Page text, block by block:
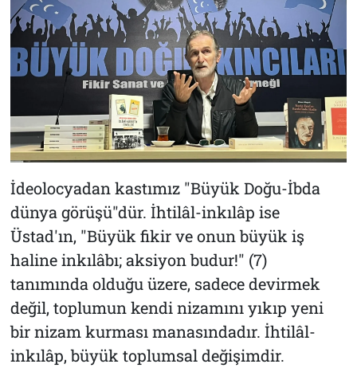
İdeolocyadan kastımız "Büyük Doğu-İbda
dünya görüşü"dür. İhtilâl-inkılâp ise
Üstad'ın, "Büyük fikir ve onun büyük iş
haline inkılâbı; aksiyon budur!" (7)
tanımında olduğu üzere, sadece devirmek
değil, toplumun kendi nizamını yıkıp yeni
bir nizam kurması manasındadır. İhtilâl-
inkılâp, büyük toplumsal değişimdir.